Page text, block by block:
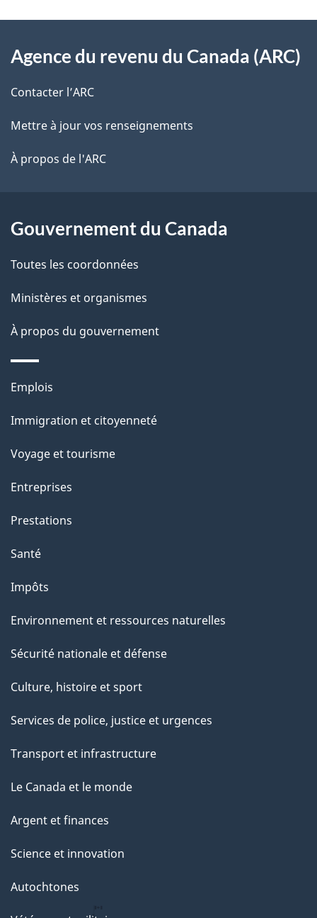
v
i
g
a
i
l
s
l
a
a
g
e
o
t
r
e
é
t
a
t
i
n
s
u
r
c
t
t
a
e
propos
de
ce
site
Agence du revenu du Canada (ARC)
Contacter l’ARC
Mettre à jour vos renseignements
À propos de l'ARC
Gouvernement du Canada
Toutes les coordonnées
Ministères et organismes
À propos du gouvernement
Thèmes
sujets
Emplois
Immigration et citoyenneté
Voyage et tourisme
Entreprises
Prestations
Santé
Impôts
Environnement et ressources naturelles
Sécurité nationale et défense
Culture, histoire et sport
Services de police, justice et urgences
Transport et infrastructure
Le Canada et le monde
Argent et finances
Science et innovation
Autochtones